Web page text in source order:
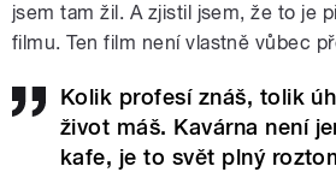
jsem tam žil. A zjistil jsem, že to je
filmu. Ten film není vlastně vůbec
Kolik profesí znáš, tolik
život máš. Kavárna není
kafe, je to svět plný